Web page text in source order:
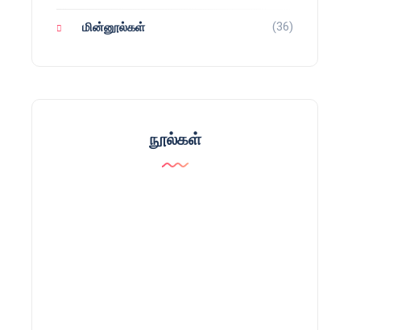
மின்னூல்கள் (36)
நூல்கள்